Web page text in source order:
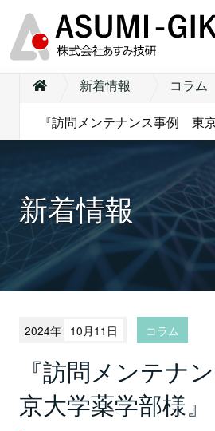
新着情報
コラム
『訪問メンテナンス事例 東
新着情報
2024年 10月11日 コラム
『訪問メンテナ
京大学薬学部様』